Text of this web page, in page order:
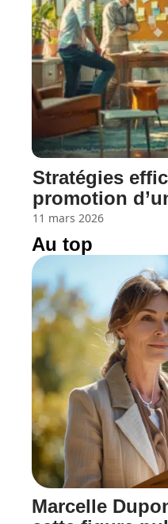
Stratégies
promotion
11 mars 2026
Au top
Marcelle